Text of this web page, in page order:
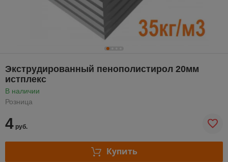
Экструдированный пенополистирол 20мм
истплекс
В наличии
Розница
4 руб.
Купить